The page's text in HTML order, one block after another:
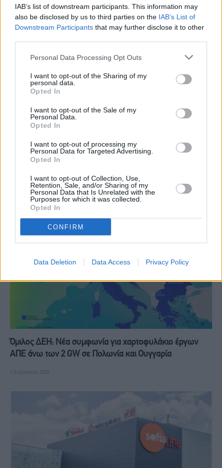
IAB’s list of downstream participants. This information may
also be disclosed by us to third parties on the IAB’s List of
Downstream Participants that may further disclose it to other
Personal Data Processing Opt Outs
I want to opt-out of the Sharing of my
personal data.
Opted In
I want to opt-out of the Sale of my
Personal Data.
Opted In
I want to opt-out of processing my
Personal Data for Targeted Advertising.
Opted In
I want to opt-out of Collection, Use,
Retention, Sale, and/or Sharing of my
Personal Data that Is Unrelated with the
Purposes for which it was collected.
Opted In
CONFIRM
Data Deletion Data Access Privacy Policy
Protergia top business
Pinterest LinkedIn
Στο 1,97% «τσίμπησε» η
απόδοση για τα ετήσια έντοκα
– Υπερκάλυψη 1,68 φορές
Η COSMOTE TELEKOM
με την Globalstar στο Κέντρο
Δορυφορικών Επικοινωνιών
RELATEDPOSTS
Όμιλος ΔΕΗ: Νέα συμφωνία για χαρτοφυλάκιο έργων
ΑΠΕ άνω των 2 GW σε Πολωνία και Ουγγαρία
7 Αυγούστου, 2026